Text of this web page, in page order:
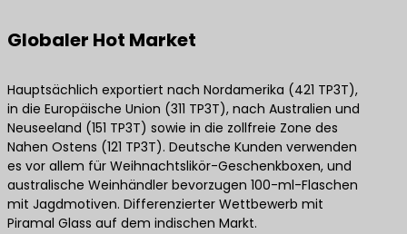
Globaler Hot Market
Hauptsächlich exportiert nach Nordamerika (421 TP3T),
in die Europäische Union (311 TP3T), nach Australien und
Neuseeland (151 TP3T) sowie in die zollfreie Zone des
Nahen Ostens (121 TP3T). Deutsche Kunden verwenden
es vor allem für Weihnachtslikör-Geschenkboxen, und
australische Weinhändler bevorzugen 100-ml-Flaschen
mit Jagdmotiven. Differenzierter Wettbewerb mit
Piramal Glass auf dem indischen Markt.